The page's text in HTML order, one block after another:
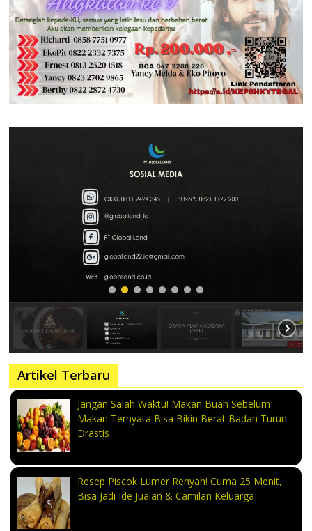
Artikel Terbaru
Jangan Salah Waktu! Makan Buah Sebelum
Makan Ternyata Bisa Bikin Berat Badan Turun
Drastis
Resep Piscok Lumer Renyah! Cuma 25 Menit,
Bisa Jadi Ide Jualan & Camilan Keluarga